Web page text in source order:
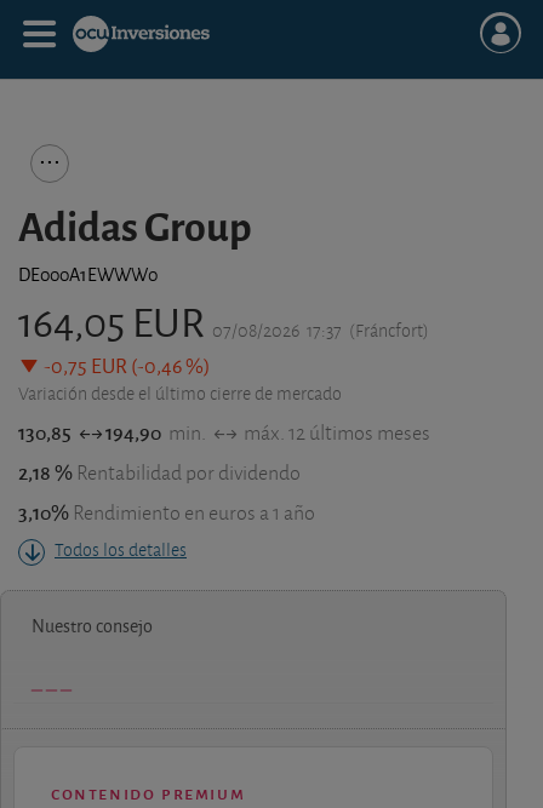
Adidas Group
DE000A1EWWW0
164,05 EUR 07/08/2026 17:37 (Fráncfort)
-0,75 EUR (-0,46 %)
Variación desde el último cierre de mercado
130,85 194,90 min. máx. 12 últimos meses
2,18 % Rentabilidad por dividendo
3,10% Rendimiento en euros a 1 año
Todos los detalles
Nuestro consejo
contenido premium